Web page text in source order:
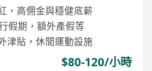
，高佣金與穩健底薪
假期，額外產假等
津貼，休閒運動設施
$80-120/小時